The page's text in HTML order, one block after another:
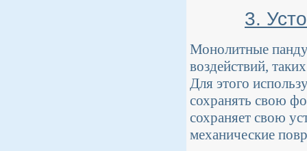
3.
Монолитные
воздействий,
Для этого
сохранять свою
сохраняет свою
механические